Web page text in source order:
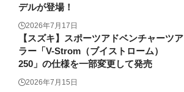
デルが登場！
2026年7月17日
【スズキ】スポーツアドベンチャーツア
ラー「V-Strom（ブイストローム）
250」の仕様を一部変更して発売
2026年7月15日